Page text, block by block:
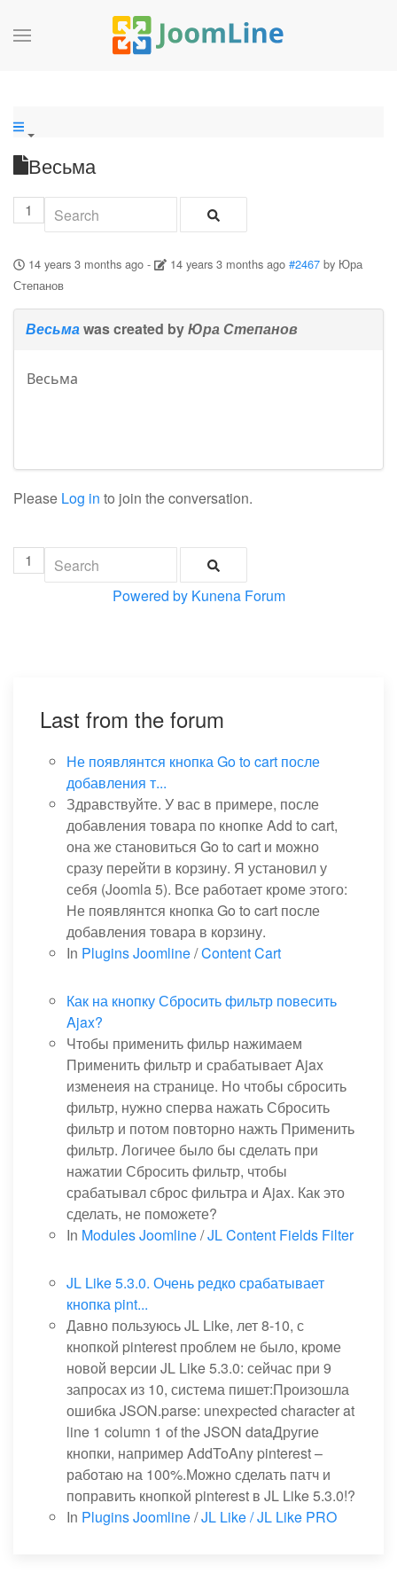
Весьма
1
14 years 3 months ago- 14 years 3 months ago #2467 by Юра
Степанов
Весьмаwas created byЮра Степанов
Весьма
Please Log in to join the conversation.
1
Powered by Kunena Forum
Last from the forum
Не появлянтся кнопка Go to cart после
добавления т...
Здравствуйте. У вас в примере, после
добавления товара по кнопке Add to cart,
она же становиться Go to cart и можно
сразу перейти в корзину. Я установил у
себя (Joomla 5). Все работает кроме этого:
Не появлянтся кнопка Go to cart после
добавления товара в корзину.
In Plugins Joomline/Content Cart
Как на кнопку Сбросить фильтр повесить
Ajax?
Чтобы применить фильр нажимаем
Применить фильтр и срабатывает Ajax
изменеия на странице. Но чтобы сбросить
фильтр, нужно сперва нажать Сбросить
фильтр и потом повторно нажть Применить
фильтр. Логичее было бы сделать при
нажатии Сбросить фильтр, чтобы
срабатывал сброс фильтра и Ajax. Как это
сделать, не поможете?
In Modules Joomline/JL Content Fields Filter
JL Like 5.3.0. Очень редко срабатывает
кнопка pint...
Давно пользуюсь JL Like, лет 8-10, с
кнопкой pinterest проблем не было, кроме
новой версии JL Like 5.3.0: сейчас при 9
запросах из 10, система пишет:Произошла
ошибка JSON.parse: unexpected character at
line 1 column 1 of the JSON dataДругие
кнопки, например AddToAny pinterest –
работаю на 100%.Можно сделать патч и
поправить кнопкой pinterest в JL Like 5.3.0!?
In Plugins Joomline/JL Like / JL Like PRO